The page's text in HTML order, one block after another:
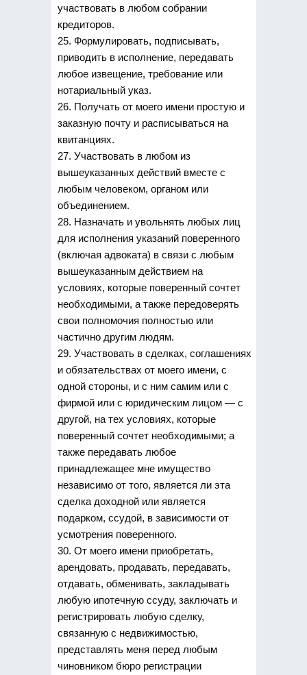
участвовать в любом собрании
кредиторов.
25. Формулировать, подписывать,
приводить в исполнение, передавать
любое извещение, требование или
нотариальный указ.
26. Получать от моего имени простую и
заказную почту и расписываться на
квитанциях.
27. Участвовать в любом из
вышеуказанных действий вместе с
любым человеком, органом или
объединением.
28. Назначать и увольнять любых лиц
для исполнения указаний поверенного
(включая адвоката) в связи с любым
вышеуказанным действием на
условиях, которые поверенный сочтет
необходимыми, а также передоверять
свои полномочия полностью или
частично другим людям.
29. Участвовать в сделках, соглашениях
и обязательствах от моего имени, с
одной стороны, и с ним самим или с
фирмой или с юридическим лицом — с
другой, на тех условиях, которые
поверенный сочтет необходимыми; а
также передавать любое
принадлежащее мне имущество
независимо от того, является ли эта
сделка доходной или является
подарком, ссудой, в зависимости от
усмотрения поверенного.
30. От моего имени приобретать,
арендовать, продавать, передавать,
отдавать, обменивать, закладывать
любую ипотечную ссуду, заключать и
регистрировать любую сделку,
связанную с недвижимостью,
представлять меня перед любым
чиновником бюро регистрации